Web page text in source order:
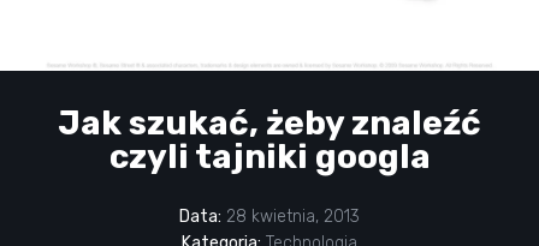
Jak szukać, żeby znaleźć
czyli tajniki googla
Data: 28 kwietnia, 2013